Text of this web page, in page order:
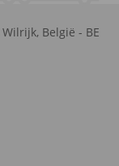
Wilrijk, België - BE